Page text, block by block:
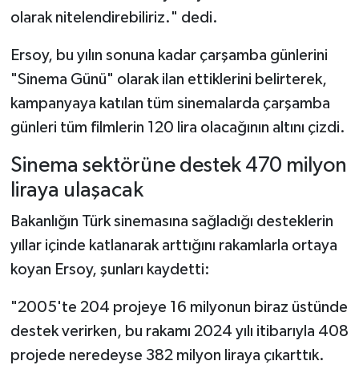
olarak nitelendirebiliriz." dedi.
Ersoy, bu yılın sonuna kadar çarşamba günlerini
"Sinema Günü" olarak ilan ettiklerini belirterek,
kampanyaya katılan tüm sinemalarda çarşamba
günleri tüm filmlerin 120 lira olacağının altını çizdi.
Sinema sektörüne destek 470 milyon
liraya ulaşacak
Bakanlığın Türk sinemasına sağladığı desteklerin
yıllar içinde katlanarak arttığını rakamlarla ortaya
koyan Ersoy, şunları kaydetti:
"2005'te 204 projeye 16 milyonun biraz üstünde
destek verirken, bu rakamı 2024 yılı itibarıyla 408
projede neredeyse 382 milyon liraya çıkarttık.